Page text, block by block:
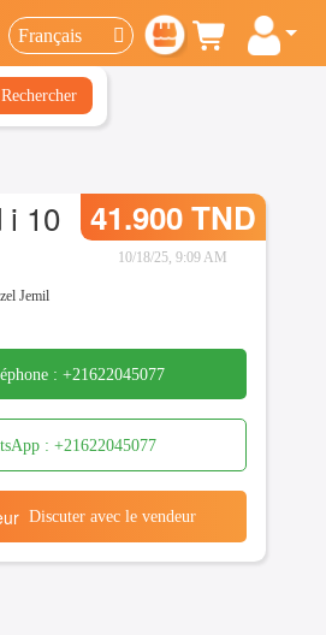
Rechercher
i 10 41.900 TND
10/18/25, 9:09 AM
Jemil
:+21622045077
: +21622045077
Discuter avec le vendeur